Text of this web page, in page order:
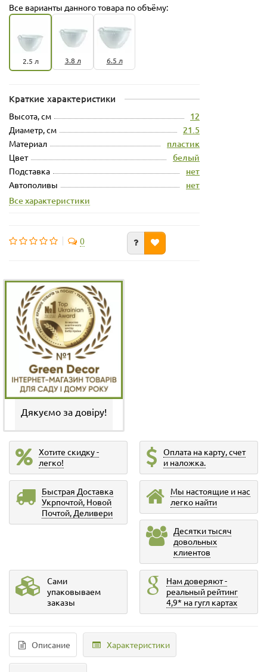
Все варианты данного товара по объёму:
2.5 л 3.8 л 6.5 л
Краткие характеристики
Высота, см 12
Диаметр, см 21.5
Материал пластик
Цвет белый
Подставка нет
Автополивы
нет
Все характеристики
0
Дякуємо за довіру!
Хотите скидку -
легко!
Оплата на карту, счет
и наложка.
Быстрая Доставка
Укрпочтой, Новой
Почтой, Деливери
Мы настоящие и нас
легко найти
Десятки тысяч
довольных
клиентов
Сами
упаковываем
заказы
Нам доверяют -
реальный рейтинг
4,9* на гугл картах
Описание Характеристики